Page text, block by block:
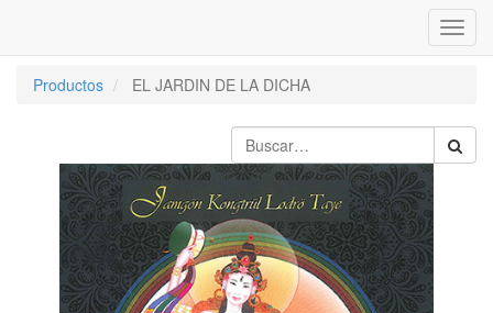
Productos
EL JARDIN DE LA DICHA